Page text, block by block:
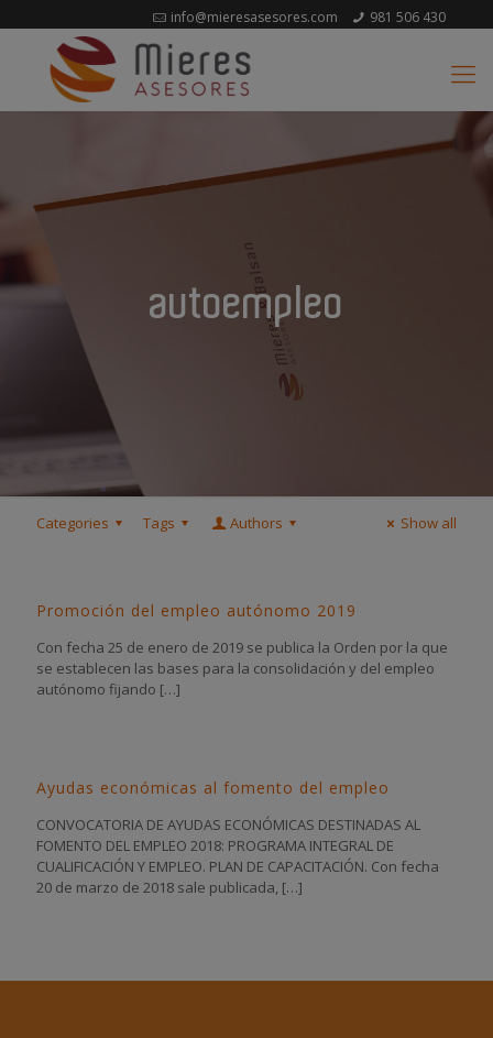
981 506 430
info@mieresasesores.com
autoempleo
Categories Tags Authors Show all
Promoción del empleo autónomo 2019
Con fecha 25 de enero de 2019 se publica la Orden por la que
se establecen las bases para la consolidación y del empleo
autónomo fijando […]
Ayudas económicas al fomento del empleo
CONVOCATORIA DE AYUDAS ECONÓMICAS DESTINADAS AL
FOMENTO DEL EMPLEO 2018: PROGRAMA INTEGRAL DE
CUALIFICACIÓN Y EMPLEO. PLAN DE CAPACITACIÓN. Con fecha
20 de marzo de 2018 sale publicada, […]